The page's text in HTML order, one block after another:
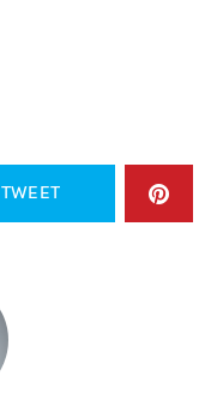
TWEET